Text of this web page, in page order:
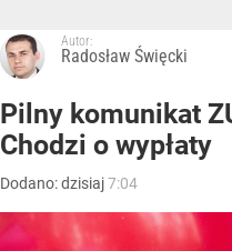
Autor:
Radosław Święcki
Pilny komunikat
Chodzi o wypłaty
Dodano:dzisiaj7:04